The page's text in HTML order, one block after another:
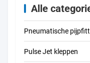
Alle
Pneumatische
Pulse Jet kleppen